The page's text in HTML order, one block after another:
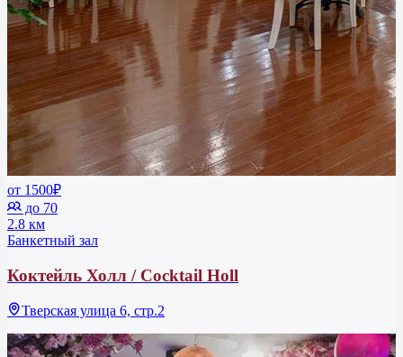
от 1500₽
до 70
2.8 км
Банкетный зал
Коктейль Холл / Cocktail Holl
Тверская улица 6, стр.2